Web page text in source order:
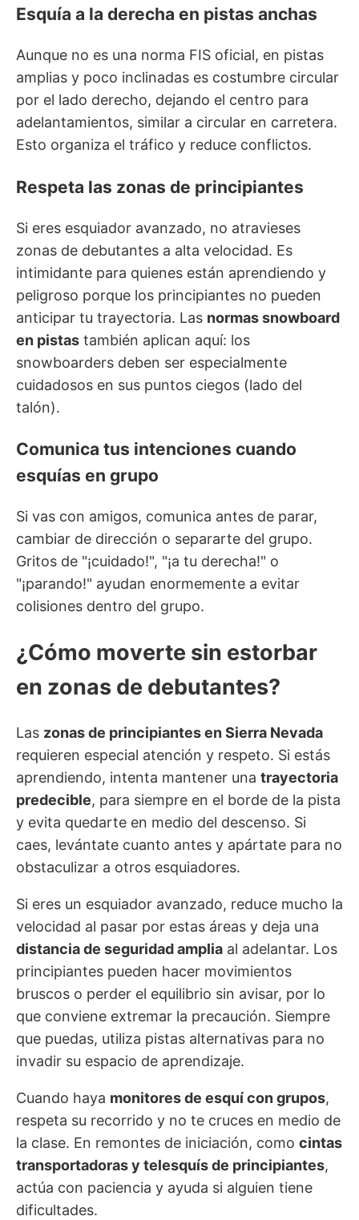
Esquía a la derecha en pistas anchas
Aunque no es una norma FIS oficial, en pistas
amplias y poco inclinadas es costumbre circular
por el lado derecho, dejando el centro para
adelantamientos, similar a circular en carretera.
Esto organiza el tráfico y reduce conflictos.
Respeta las zonas de principiantes
Si eres esquiador avanzado, no atravieses
zonas de debutantes a alta velocidad. Es
intimidante para quienes están aprendiendo y
peligroso porque los principiantes no pueden
anticipar tu trayectoria. Las normas snowboard
en pistas también aplican aquí: los
snowboarders deben ser especialmente
cuidadosos en sus puntos ciegos (lado del
talón).
Comunica tus intenciones cuando
esquías en grupo
Si vas con amigos, comunica antes de parar,
cambiar de dirección o separarte del grupo.
Gritos de "¡cuidado!", "¡a tu derecha!" o
"¡parando!" ayudan enormemente a evitar
colisiones dentro del grupo.
¿Cómo moverte sin estorbar
en zonas de debutantes?
Las zonas de principiantes en Sierra Nevada
requieren especial atención y respeto. Si estás
aprendiendo, intenta mantener una trayectoria
predecible, para siempre en el borde de la pista
y evita quedarte en medio del descenso. Si
caes, levántate cuanto antes y apártate para no
obstaculizar a otros esquiadores.
Si eres un esquiador avanzado, reduce mucho la
velocidad al pasar por estas áreas y deja una
distancia de seguridad amplia al adelantar. Los
principiantes pueden hacer movimientos
bruscos o perder el equilibrio sin avisar, por lo
que conviene extremar la precaución. Siempre
que puedas, utiliza pistas alternativas para no
invadir su espacio de aprendizaje.
Cuando haya monitores de esquí con grupos,
respeta su recorrido y no te cruces en medio de
la clase. En remontes de iniciación, como cintas
transportadoras y telesquís de principiantes,
actúa con paciencia y ayuda si alguien tiene
dificultades.